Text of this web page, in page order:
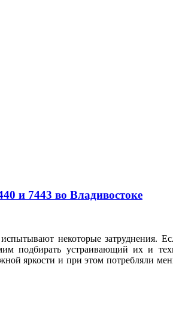
и 7443 во Владивостоке
некоторые затруднения.
подбирать устраивающий их и
яркости и при этом потребляли